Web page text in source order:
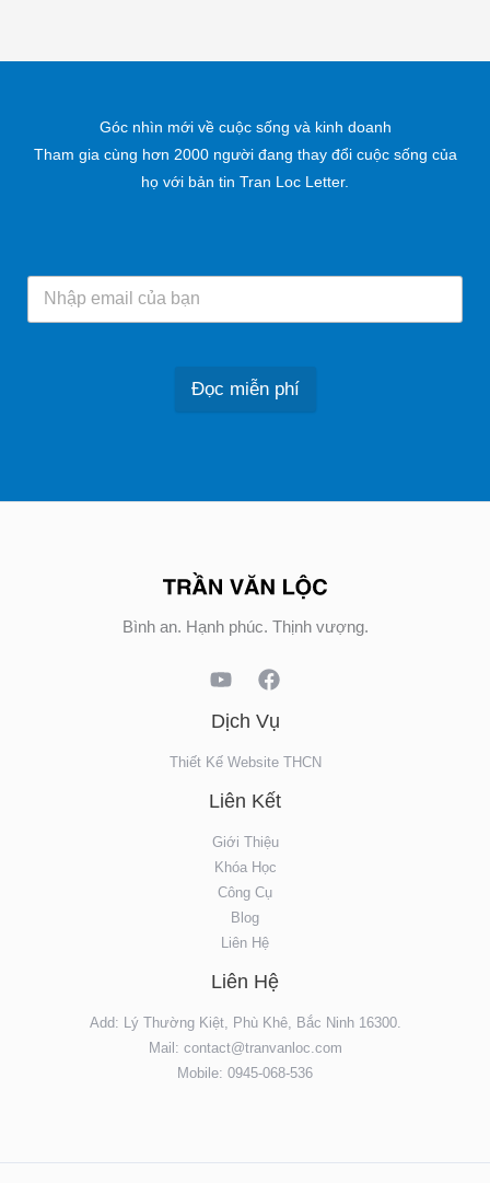
Góc nhìn mới về cuộc sống và kinh doanh
Tham gia cùng hơn 2000 người đang thay đổi cuộc sống của
họ với bản tin Tran Loc Letter.
Đọc miễn phí
Bình an. Hạnh phúc. Thịnh vượng.
Dịch Vụ
Thiết Kế Website THCN
Liên Kết
Giới Thiệu
Khóa Học
Công Cụ
Blog
Liên Hệ
Liên Hệ
Add: Lý Thường Kiệt, Phù Khê, Bắc Ninh 16300.
Mail: contact@tranvanloc.com
Mobile: 0945-068-536